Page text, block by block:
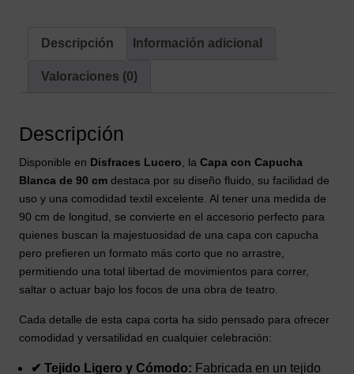
Personaje
cantidad
Descripción Información adicional
Valoraciones (0)
Descripción
Disponible en Disfraces Lucero , la Capa con Capucha
Blanca de 90 cm destaca por su diseño fluido, su facilidad de
uso y una comodidad textil excelente. Al tener una medida de
90 cm de longitud, se convierte en el accesorio perfecto para
quienes buscan la majestuosidad de una capa con capucha
pero prefieren un formato más corto que no arrastre,
permitiendo una total libertad de movimientos para correr,
saltar o actuar bajo los focos de una obra de teatro.
Cada detalle de esta capa corta ha sido pensado para ofrecer
comodidad y versatilidad en cualquier celebración:
✔ Tejido Ligero y Cómodo: Fabricada en un tejido